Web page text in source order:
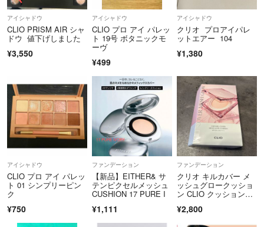
アイシャドウ
CLIO PRISM AIR シャ
ドウ 値下げしました
¥3,550
アイシャドウ
CLIO プロ アイ パレッ
ト 19号 ボタニックモ
ーヴ
¥499
アイシャドウ
クリオ プロアイパレ
ットエアー 104
¥1,380
アイシャドウ
CLIO プロ アイ パレッ
ト 01 シンプリーピン
ク
¥750
ファンデーション
【新品】EITHER& サ
テンピクセルメッシュ
CUSHION 17 PURE I
¥1,111
ファンデーション
クリオ キルカバー メ
ッシュグロークッショ
ン CLIO クッションフ
¥2,800